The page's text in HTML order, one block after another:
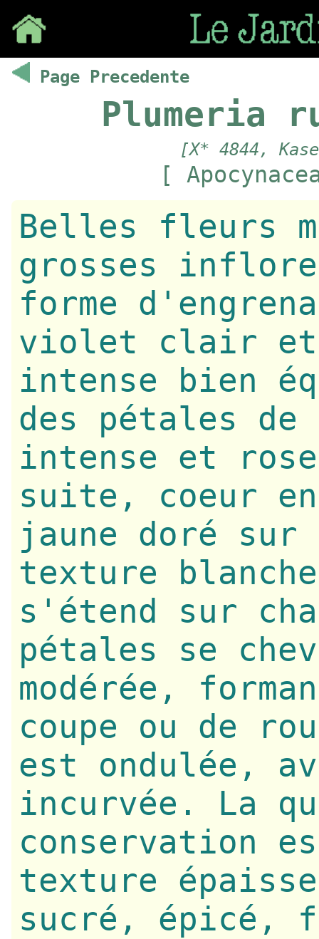
Page Precedente
Plumeria
[X* 4844,
[
Belles fleurs
grosses
forme
violet clair et
intense bien
des pétales
intense et
suite, coeur
jaune doré
texture
s'étend sur
pétales se
modérée,
coupe ou de
est ondulée,
incurvée. La
conservation
texture
sucré, épicé,